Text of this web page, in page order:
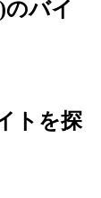
バイ
トを探